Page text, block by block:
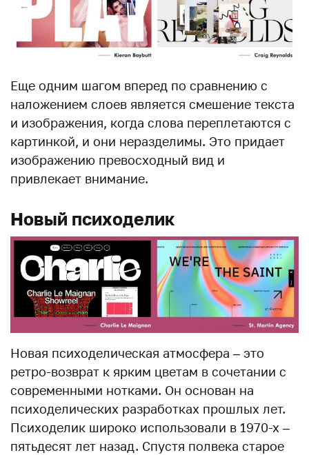
Еще одним шагом вперед по сравнению с
наложением слоев является смешение текста
и изображения, когда слова переплетаются с
картинкой, и они неразделимы. Это придает
изображению превосходный вид и
привлекает внимание.
Новый психоделик
Новая психоделическая атмосфера – это
ретро-возврат к ярким цветам в сочетании с
современными нотками. Он основан на
психоделических разработках прошлых лет.
Психоделик широко использовали в 1970-х –
пятьдесят лет назад. Спустя полвека старое